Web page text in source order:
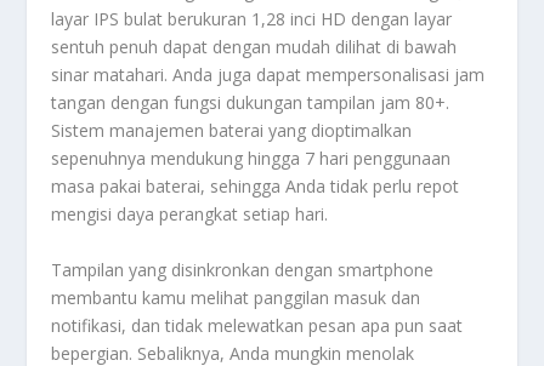
layar IPS bulat berukuran 1,28 inci HD dengan layar
sentuh penuh dapat dengan mudah dilihat di bawah
sinar matahari. Anda juga dapat mempersonalisasi jam
tangan dengan fungsi dukungan tampilan jam 80+.
Sistem manajemen baterai yang dioptimalkan
sepenuhnya mendukung hingga 7 hari penggunaan
masa pakai baterai, sehingga Anda tidak perlu repot
mengisi daya perangkat setiap hari.
Tampilan yang disinkronkan dengan smartphone
membantu kamu melihat panggilan masuk dan
notifikasi, dan tidak melewatkan pesan apa pun saat
bepergian. Sebaliknya, Anda mungkin menolak